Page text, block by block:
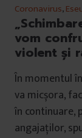
Coronavirus,
vom
violent și
În momentul
va micșora,
în continuare,
angajaților,